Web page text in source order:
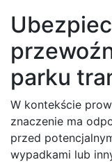
parku
W kontekście
znaczenie ma
przed
wypadkami lub